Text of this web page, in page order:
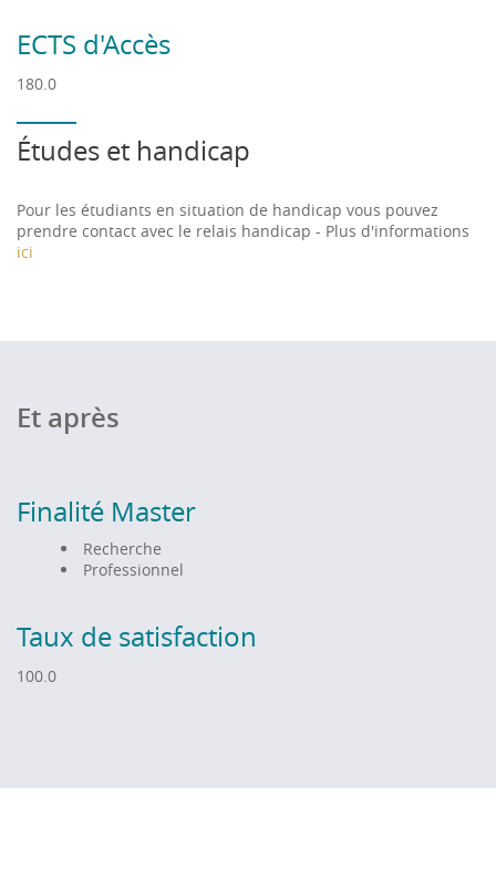
ECTS d'Accès
180.0
Études et handicap
Pour les étudiants en situation de handicap vous pouvez
prendre contact avec le relais handicap - Plus d'informations
ici
Et après
Finalité Master
Recherche
Professionnel
Taux de satisfaction
100.0